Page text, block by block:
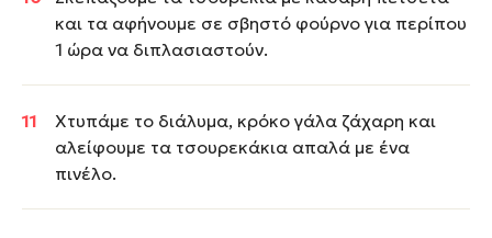
και τα αφήνουμε σε σβηστό φούρνο για περίπου
1 ώρα να διπλασιαστούν.
Χτυπάμε το διάλυμα, κρόκο γάλα ζάχαρη και
αλείφουμε τα τσουρεκάκια απαλά με ένα
πινέλο.